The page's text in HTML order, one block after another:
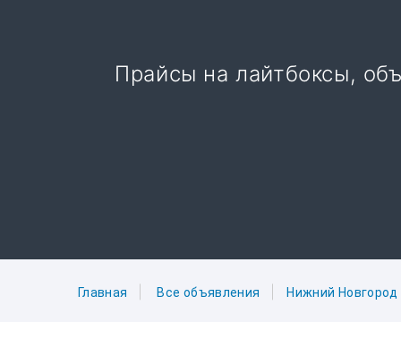
Прайсы на лайтбоксы,
Главная Все объявления Нижний Новгород